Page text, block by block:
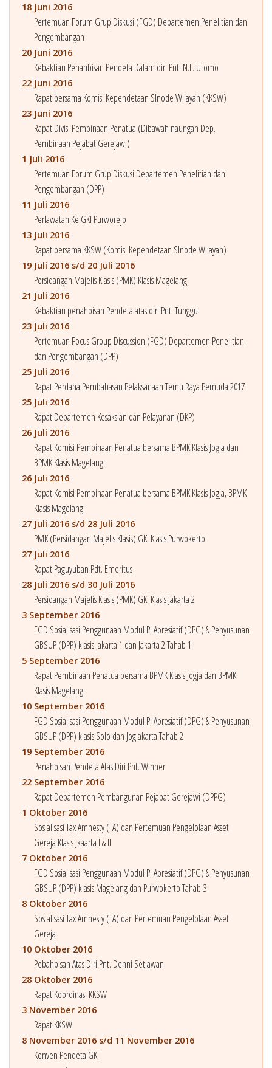
18 Juni 2016
Pertemuan Forum Grup Diskusi (FGD) Departemen Penelitian dan
Pengembangan
20 Juni 2016
Kebaktian Penahbisan Pendeta Dalam diri Pnt. N.L. Utomo
22 Juni 2016
Rapat bersama Komisi Kependetaan SInode Wilayah (KKSW)
23 Juni 2016
Rapat Divisi Pembinaan Penatua (Dibawah naungan Dep.
Pembinaan Pejabat Gerejawi)
1 Juli 2016
Pertemuan Forum Grup Diskusi Departemen Penelitian dan
Pengembangan (DPP)
11 Juli 2016
Perlawatan Ke GKI Purworejo
13 Juli 2016
Rapat bersama KKSW (Komisi Kependetaan SInode Wilayah)
19 Juli 2016 s/d 20 Juli 2016
Persidangan Majelis Klasis (PMK) Klasis Magelang
21 Juli 2016
Kebaktian penahbisan Pendeta atas diri Pnt. Tunggul
23 Juli 2016
Pertemuan Focus Group Discussion (FGD) Departemen Penelitian
dan Pengembangan (DPP)
25 Juli 2016
Rapat Perdana Pembahasan Pelaksanaan Temu Raya Pemuda 2017
25 Juli 2016
Rapat Departemen Kesaksian dan Pelayanan (DKP)
26 Juli 2016
Rapat Komisi Pembinaan Penatua bersama BPMK Klasis Jogja dan
BPMK Klasis Magelang
26 Juli 2016
Rapat Komisi Pembinaan Penatua bersama BPMK Klasis Jogja, BPMK
Klasis Magelang
27 Juli 2016 s/d 28 Juli 2016
PMK (Persidangan Majelis Klasis) GKI Klasis Purwokerto
27 Juli 2016
Rapat Paguyuban Pdt. Emeritus
28 Juli 2016 s/d 30 Juli 2016
Persidangan Majelis Klasis (PMK) GKI Klasis Jakarta 2
3 September 2016
FGD Sosialisasi Penggunaan Modul PJ Apresiatif (DPG) & Penyusunan
GBSUP (DPP) klasis Jakarta 1 dan Jakarta 2 Tahab 1
5 September 2016
Rapat Pembinaan Penatua bersama BPMK Klasis Jogja dan BPMK
Klasis Magelang
10 September 2016
FGD Sosialisasi Penggunaan Modul PJ Apresiatif (DPG) & Penyusunan
GBSUP (DPP) klasis Solo dan Jogjakarta Tahab 2
19 September 2016
Penahbisan Pendeta Atas Diri Pnt. Winner
22 September 2016
Rapat Departemen Pembangunan Pejabat Gerejawi (DPPG)
1 Oktober 2016
Sosialisasi Tax Amnesty (TA) dan Pertemuan Pengelolaan Asset
Gereja Klasis Jkaarta I & II
7 Oktober 2016
FGD Sosialisasi Penggunaan Modul PJ Apresiatif (DPG) & Penyusunan
GBSUP (DPP) klasis Magelang dan Purwokerto Tahab 3
8 Oktober 2016
Sosialisasi Tax Amnesty (TA) dan Pertemuan Pengelolaan Asset
Gereja
10 Oktober 2016
Pebahbisan Atas Diri Pnt. Denni Setiawan
28 Oktober 2016
Rapat Koordinasi KKSW
3 November 2016
Rapat KKSW
8 November 2016 s/d 11 November 2016
Konven Pendeta GKI